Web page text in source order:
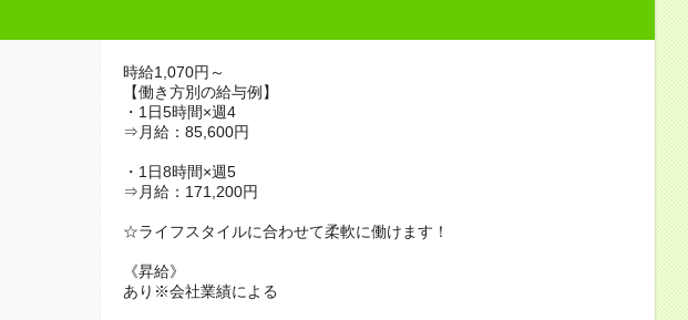
時給1,070円～
【働き方別の給与例】
・1日5時間×週4
⇒月給：85,600円
・1日8時間×週5
⇒月給：171,200円
☆ライフスタイルに合わせて柔軟に働けます！
《昇給》
あり※会社業績による